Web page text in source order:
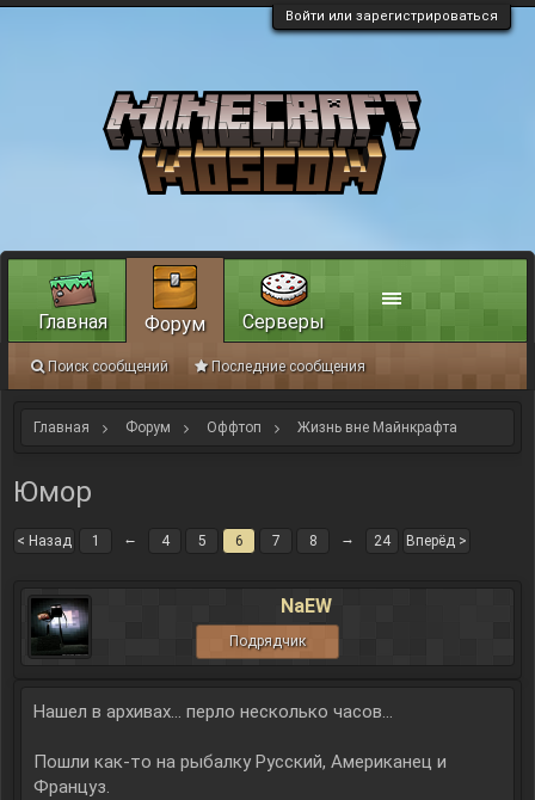
Войти или зарегистрироваться
Главная Форум Оффтоп Жизнь вне Майнкрафта
Юмор
< Назад 1 ← 4 5 6 7 8 → 24 Вперёд >
NaEW
Подрядчик
Нашел в архивах... перло несколько часов...
Пошли как-то на рыбалку Русский, Американец и
Француз.
Главная Форум
Поиск сообщений Последние сообщения
Серверы